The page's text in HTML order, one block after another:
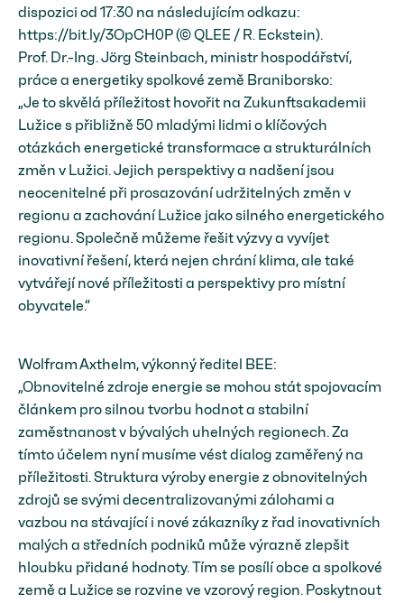
dispozici od 17:30 na následujícím odkazu:
https://bit.ly/3OpCH0P (© QLEE / R. Eckstein).
Prof. Dr.-Ing. Jörg Steinbach, ministr hospodářství,
práce a energetiky spolkové země Braniborsko:
„Je to skvělá příležitost hovořit na Zukunftsakademii
Lužice s přibližně 50 mladými lidmi o klíčových
otázkách energetické transformace a strukturálních
změn v Lužici. Jejich perspektivy a nadšení jsou
neocenitelné při prosazování udržitelných změn v
regionu a zachování Lužice jako silného energetického
regionu. Společně můžeme řešit výzvy a vyvíjet
inovativní řešení, která nejen chrání klima, ale také
vytvářejí nové příležitosti a perspektivy pro místní
obyvatele.“
Wolfram Axthelm, výkonný ředitel BEE:
„Obnovitelné zdroje energie se mohou stát spojovacím
článkem pro silnou tvorbu hodnot a stabilní
zaměstnanost v bývalých uhelných regionech. Za
tímto účelem nyní musíme vést dialog zaměřený na
příležitosti. Struktura výroby energie z obnovitelných
zdrojů se svými decentralizovanými zálohami a
vazbou na stávající i nové zákazníky z řad inovativních
malých a středních podniků může výrazně zlepšit
hloubku přidané hodnoty. Tím se posílí obce a spolkové
země a Lužice se rozvine ve vzorový region. Poskytnout